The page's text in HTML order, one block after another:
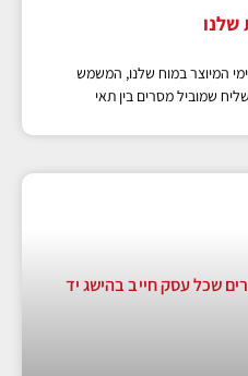
שלנו
המיוצר במוח שלנו, המשמש
שמוביל מסרים בין תאי